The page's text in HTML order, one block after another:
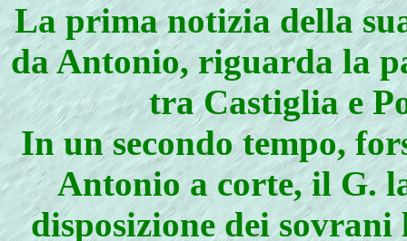
La prima notizia della
da Antonio, riguarda la
tra Castiglia e
In un secondo tempo,
Antonio a corte, il G.
disposizione dei sovrani